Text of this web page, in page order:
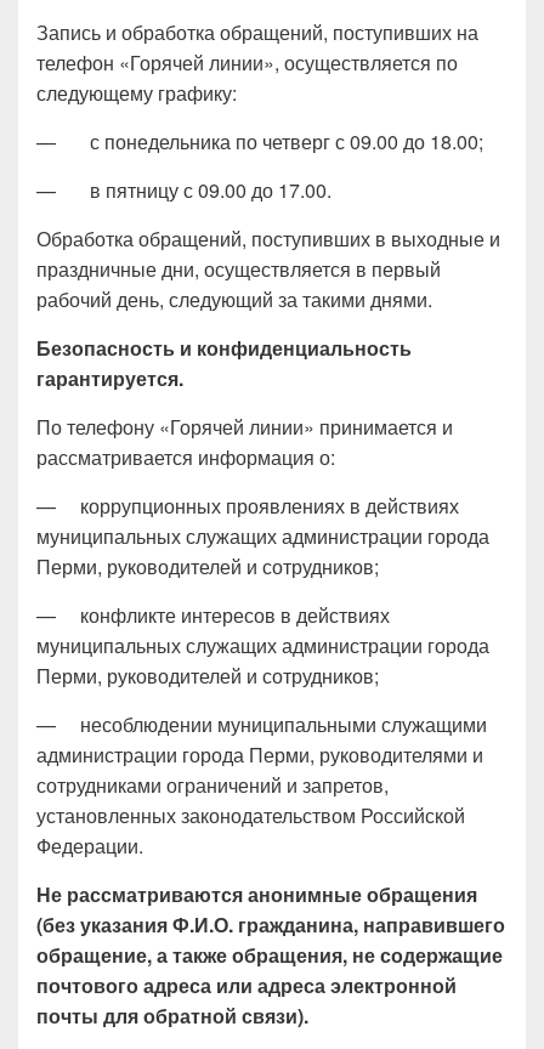
Запись и обработка обращений, поступивших на
телефон «Горячей линии», осуществляется по
следующему графику:
— с понедельника по четверг с 09.00 до 18.00;
— в пятницу с 09.00 до 17.00.
Обработка обращений, поступивших в выходные и
праздничные дни, осуществляется в первый
рабочий день, следующий за такими днями.
Безопасность и конфиденциальность
гарантируется.
По телефону «Горячей линии» принимается и
рассматривается информация о:
— коррупционных проявлениях в действиях
муниципальных служащих администрации города
Перми, руководителей и сотрудников;
— конфликте интересов в действиях
муниципальных служащих администрации города
Перми, руководителей и сотрудников;
— несоблюдении муниципальными служащими
администрации города Перми, руководителями и
сотрудниками ограничений и запретов,
установленных законодательством Российской
Федерации.
Не рассматриваются анонимные обращения
(без указания Ф.И.О. гражданина, направившего
обращение, а также обращения, не содержащие
почтового адреса или адреса электронной
почты для обратной связи).